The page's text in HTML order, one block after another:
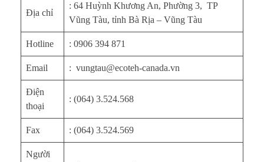
Địa chỉ
: 64 Huỳnh Khương An, Phường 3, TP
Vũng Tàu, tỉnh Bà Rịa – Vũng Tàu
Hotline : 0906 394 871
Email : vungtau@ecoteh-canada.vn
Điện
thoại
: (064) 3.524.568
Fax : (064) 3.524.569
Người